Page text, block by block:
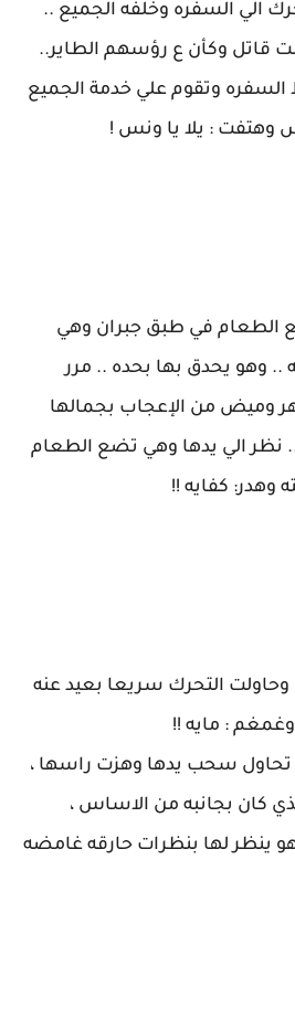
الي السفره وخلفه الجميع ..
قاتل وكأن ع رؤسهم الطاير..
وتقوم علي خدمة الجميع
وهتفت : يلا يا ونس !
في طبق جبران وهي
.. وهو يحدق بها بحده .. مرر
وميض من الإعجاب بجمالها
الي يدها وهي تضع الطعام
كفايه !!
التحرك سريعا بعيد عنه
: مايه !!
سحب يدها وهزت راسها ،
كان بجانبه من الاساس ،
ينظر لها بنظرات حارقه غامضه